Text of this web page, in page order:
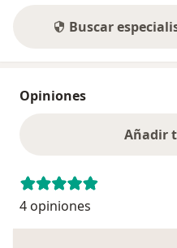
Buscar
Opiniones
Añadir
4 opiniones